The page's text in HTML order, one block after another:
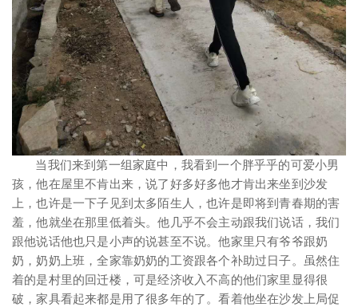
当我们来到第一组家庭中，我看到一个胖乎乎的可爱小男
孩，他在屋里不肯出来，说了好多好多他才肯出来坐到沙发
上，也许是一下子见到太多陌生人，也许是即将到青春期的害
羞，他就坐在那里低着头。他几乎不会主动跟我们说话，我们
跟他说话他也只是小声的说甚至不说。他家里只有爷爷跟奶
奶，奶奶上班，全家靠奶奶的工资跟各个补助过日子。虽然住
着的是村里的回迁楼，可是经济收入不高的他们家里显得很
破，家具看起来都是用了很多年的了。看着他坐在沙发上局促